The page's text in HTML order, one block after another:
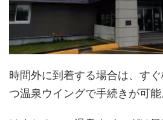
時間外に到着する場合は、す
つ温泉ウイングで手続きが可能